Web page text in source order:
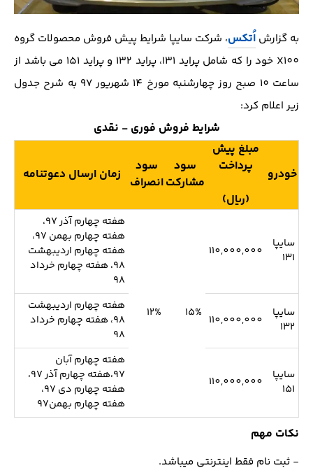
به گزارش اُتکس، شرکت سایپا شرايط پیش فروش محصولات گروه
X100 خود را که شامل پراید 131، پراید 132 و پراید 151 می باشد از
ساعت 10 صبح روز چهارشنبه مورخ 14 شهریور 97 به شرح جدول
زیر اعلام کرد:
شرایط فروش فوری - نقدی
خودرو
مبلغ پیش
پرداخت
(ریال)
سود
مشارکت
سود
انصراف زمان ارسال دعوتنامه
سایپا
131
110,000,000
15%
12%
هفته چهارم آذر 97،
هفته چهارم بهمن 97،
هفته چهارم اردیبهشت
98، هفته چهارم خرداد
98
سایپا
132
110,000,000
هفته چهارم اردیبهشت
98، هفته چهارم خرداد
98
سایپا
151
110,000,000
هفته چهارم آبان
97،هفته چهارم آذر 97،
هفته چهارم دی 97،
هفته چهارم بهمن97
نکات مهم
- ثبت نام فقط اینترنتی میباشد.